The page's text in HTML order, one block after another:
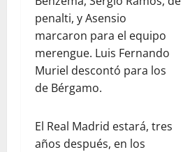
penalti, y Asensio
marcaron para el equipo
merengue. Luis Fernando
Muriel descontó para los
de Bérgamo.
El Real Madrid estará, tres
años después, en los